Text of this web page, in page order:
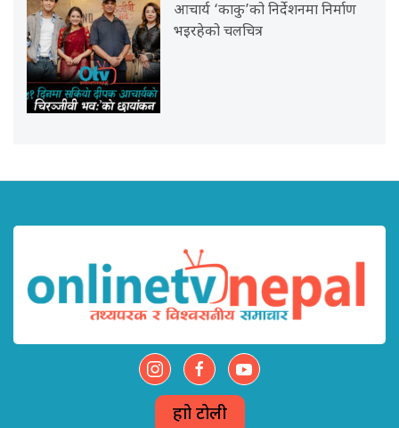
आचार्य ‘काकु’को निर्देशनमा निर्माण
भइरहेको चलचित्र
हाम्रो टोली